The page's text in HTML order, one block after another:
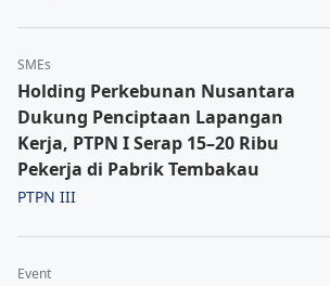
SMEs
Holding Perkebunan Nusantara
Dukung Penciptaan Lapangan
Kerja, PTPN I Serap 15–20 Ribu
Pekerja di Pabrik Tembakau
PTPN III
Event